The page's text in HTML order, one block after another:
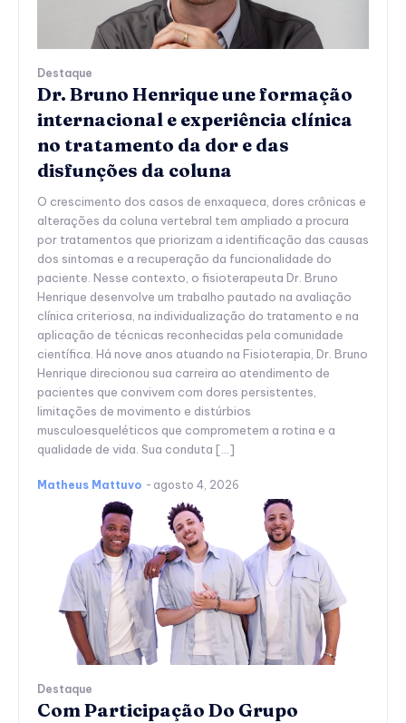
Destaque
Dr. Bruno Henrique une formação
internacional e experiência clínica
no tratamento da dor e das
disfunções da coluna
O crescimento dos casos de enxaqueca, dores crônicas e
alterações da coluna vertebral tem ampliado a procura
por tratamentos que priorizam a identificação das causas
dos sintomas e a recuperação da funcionalidade do
paciente. Nesse contexto, o fisioterapeuta Dr. Bruno
Henrique desenvolve um trabalho pautado na avaliação
clínica criteriosa, na individualização do tratamento e na
aplicação de técnicas reconhecidas pela comunidade
científica. Há nove anos atuando na Fisioterapia, Dr. Bruno
Henrique direcionou sua carreira ao atendimento de
pacientes que convivem com dores persistentes,
limitações de movimento e distúrbios
musculoesqueléticos que comprometem a rotina e a
qualidade de vida. Sua conduta […]
Matheus Mattuvo - agosto 4, 2026
Destaque
Com Participação Do Grupo